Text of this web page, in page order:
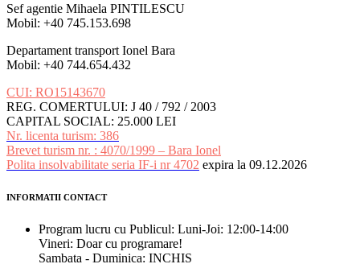
Sef agentie Mihaela PINTILESCU
Mobil: +40 745.153.698
Departament transport Ionel Bara
Mobil: +40 744.654.432
CUI: RO15143670
REG. COMERTULUI: J 40 / 792 / 2003
CAPITAL SOCIAL: 25.000 LEI
Nr. licenta turism: 386
Brevet turism nr. : 4070/1999 – Bara Ionel
Polita insolvabilitate seria IF-i nr 4702 expira la 09.12.2026
INFORMATII CONTACT
Program lucru cu Publicul: Luni-Joi: 12:00-14:00
Vineri: Doar cu programare!
Sambata - Duminica: INCHIS